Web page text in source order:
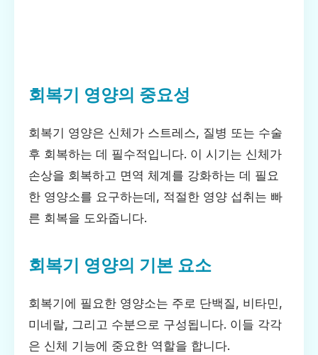
회복기 영양의 중요성
회복기 영양은 신체가 스트레스, 질병 또는 수술
후 회복하는 데 필수적입니다. 이 시기는 신체가
손상을 회복하고 면역 체계를 강화하는 데 필요
한 영양소를 요구하는데, 적절한 영양 섭취는 빠
른 회복을 도와줍니다.
회복기 영양의 기본 요소
회복기에 필요한 영양소는 주로 단백질, 비타민,
미네랄, 그리고 수분으로 구성됩니다. 이들 각각
은 신체 기능에 중요한 역할을 합니다.